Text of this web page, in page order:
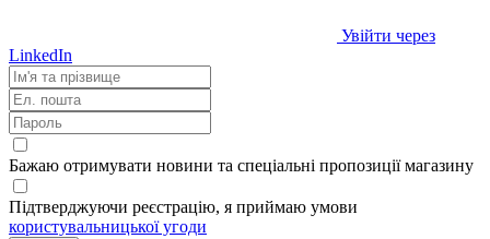
Увійти через
LinkedIn
Бажаю отримувати новини та спеціальні пропозиціїмагазину
Підтверджуючи реєстрацію, я приймаю умови
користувальницької угоди